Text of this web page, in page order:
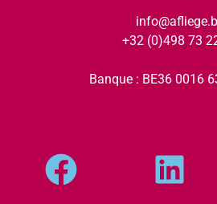
+32 (0)498 73
Banque : BE36 0016